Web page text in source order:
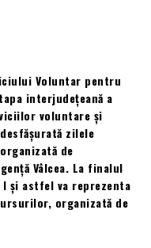
Voluntar pentru
interjudețeană a
voluntare și
zilele
de
Vâlcea. La finalul
și astfel va reprezenta
organizată de